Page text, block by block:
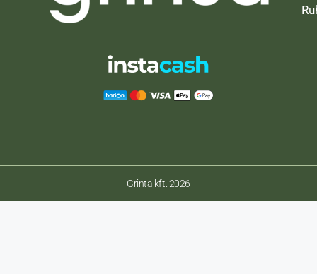
Grinta kft. 2026